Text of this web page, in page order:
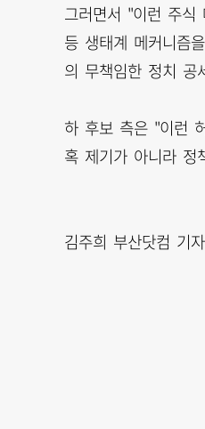
그러면서 "이런 주
등 생태계 메커니즘
의 무책임한 정치 공
하 후보 측은 "이런
혹 제기가 아니라 정
김주희 부산닷컴 기